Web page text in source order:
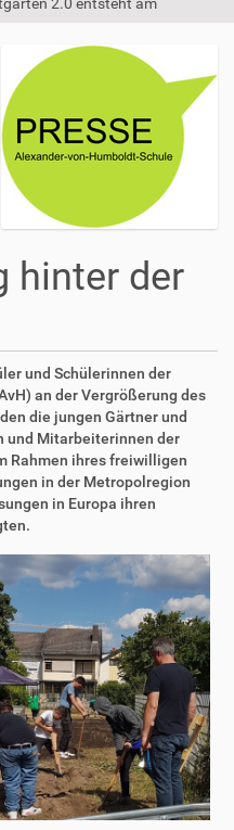
hinter der
und Schülerinnen der
an der Vergrößerung des
die jungen Gärtner und
und Mitarbeiterinnen der
Rahmen ihres freiwilligen
in der Metropolregion
in Europa ihren